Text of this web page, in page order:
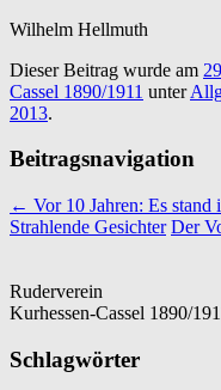
Wilhelm Hellmuth
Dieser Beitrag wurde am
Cassel 1890/1911 unter
2013.
Beitragsnavigation
← Vor 10 Jahren: Es stand
Strahlende Gesichter Der
Ruderverein
Kurhessen-Cassel 1890/
Schlagwörter